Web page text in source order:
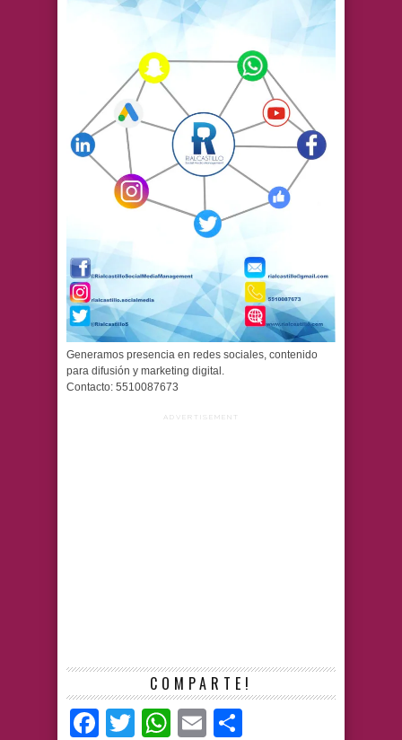
Generamos presencia en redes sociales, contenido
para difusión y marketing digital.
Contacto: 5510087673
ADVERTISEMENT
COMPARTE!
Facebook
TwitterWhatsApp
Email